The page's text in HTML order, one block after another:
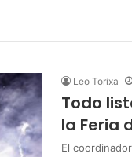
Leo Torixa
Todo
la Feria
El